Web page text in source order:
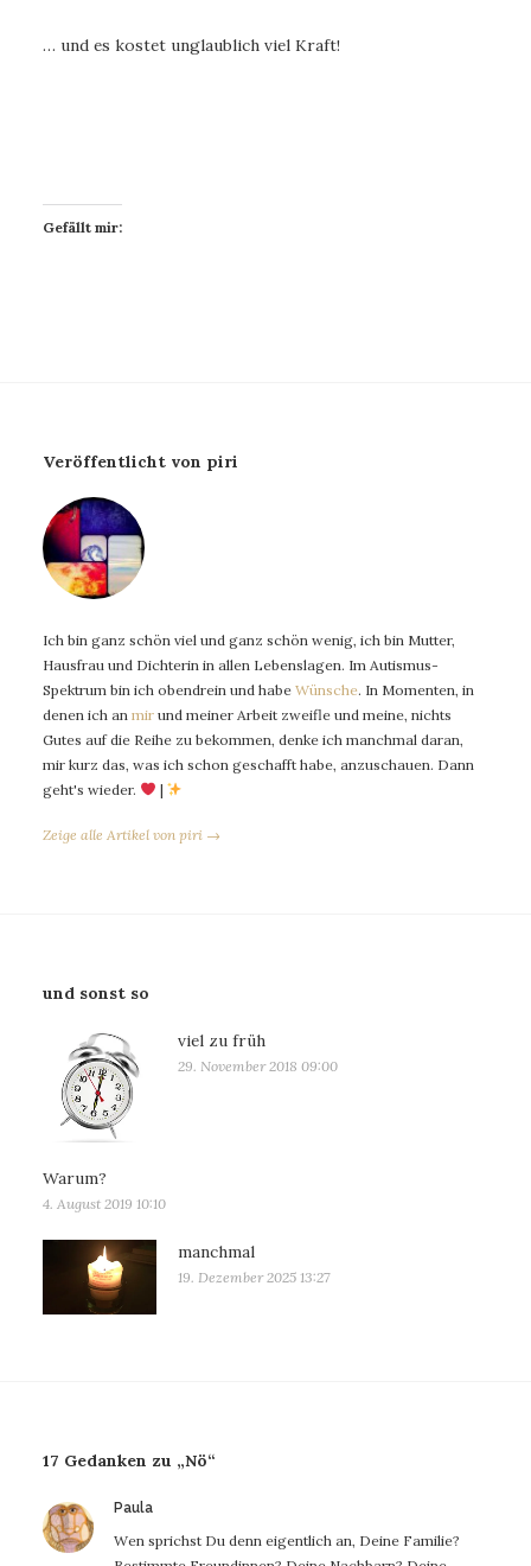
… und es kostet unglaublich viel Kraft!
Gefällt mir:
Veröffentlicht von piri
Ich bin ganz schön viel und ganz schön wenig, ich bin Mutter,
Hausfrau und Dichterin in allen Lebenslagen. Im Autismus-
Spektrum bin ich obendrein und habe Wünsche. In Momenten, in
denen ich an mir und meiner Arbeit zweifle und meine, nichts
Gutes auf die Reihe zu bekommen, denke ich manchmal daran,
mir kurz das, was ich schon geschafft habe, anzuschauen. Dann
geht's wieder.
|
Zeige alle Artikel von piri →
und sonst so
viel zu früh
29. November 2018 09:00
Warum?
4. August 2019 10:10
manchmal
19. Dezember 2025 13:27
17 Gedanken zu „Nö“
Paulasagt:
Wen sprichst Du denn eigentlich an, Deine Familie?